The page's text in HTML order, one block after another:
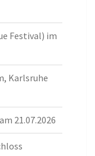
Festival) im
Karlsruhe
21.07.2026